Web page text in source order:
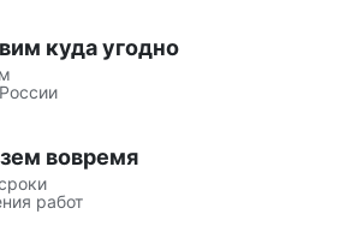
куда угодно
вовремя
работ